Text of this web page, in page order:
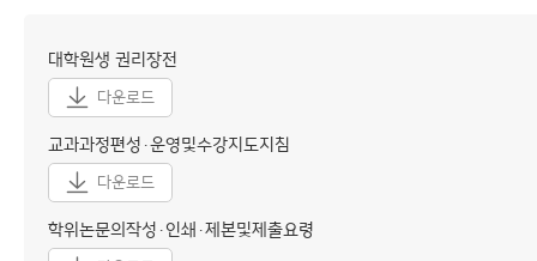
대학원생 권리장전
다운로드
교과과정편성·운영및수강지도지침
다운로드
학위논문의작성·인쇄·제본및제출요령